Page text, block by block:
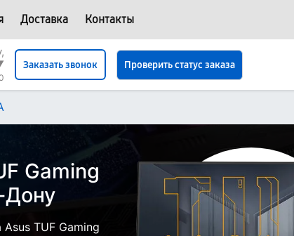
Доставка Контакты
Заказать звонок Проверить статус заказа
Gaming
Дону
TUF Gaming